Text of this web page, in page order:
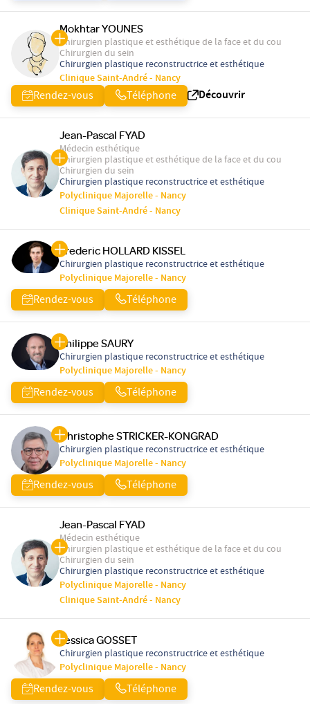
Mokhtar YOUNES
Chirurgien plastique et esthétique de la face et du cou
Chirurgien du sein
Chirurgien plastique reconstructrice et esthétique
Clinique Saint-André - Nancy
Rendez-vous Téléphone Découvrir
Jean-Pascal FYAD
Médecin esthétique
Chirurgien plastique et esthétique de la face et du cou
Chirurgien du sein
Chirurgien plastique reconstructrice et esthétique
Polyclinique Majorelle - Nancy
Clinique Saint-André - Nancy
Frederic HOLLARD KISSEL
Chirurgien plastique reconstructrice et esthétique
Polyclinique Majorelle - Nancy
Rendez-vous Téléphone
Philippe SAURY
Chirurgien plastique reconstructrice et esthétique
Polyclinique Majorelle - Nancy
Rendez-vous Téléphone
Christophe STRICKER-KONGRAD
Chirurgien plastique reconstructrice et esthétique
Polyclinique Majorelle - Nancy
Rendez-vous Téléphone
Jean-Pascal FYAD
Médecin esthétique
Chirurgien plastique et esthétique de la face et du cou
Chirurgien du sein
Chirurgien plastique reconstructrice et esthétique
Polyclinique Majorelle - Nancy
Clinique Saint-André - Nancy
Jessica GOSSET
Chirurgien plastique reconstructrice et esthétique
Polyclinique Majorelle - Nancy
Rendez-vous Téléphone